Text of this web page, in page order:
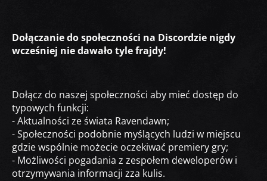
Dołączanie do społeczności na Discordzie nigdy
wcześniej nie dawało tyle frajdy!
Dołącz do naszej społeczności aby mieć dostęp do
typowych funkcji:
- Aktualności ze świata Ravendawn;
- Społeczności podobnie myślących ludzi w miejscu
gdzie wspólnie możecie oczekiwać premiery gry;
- Możliwości pogadania z zespołem deweloperów i
otrzymywania informacji zza kulis.